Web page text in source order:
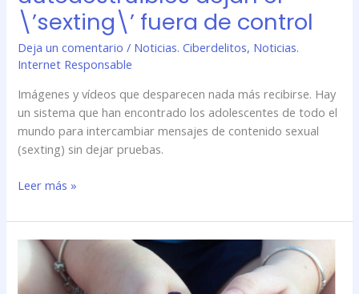
\’sexting\’ fuera de control
Deja un comentario / Noticias. Ciberdelitos, Noticias.
Internet Responsable
Imágenes y vídeos que desparecen nada más recibirse. Hay
un sistema que han encontrado los adolescentes de todo el
mundo para intercambiar mensajes de contenido sexual
(sexting) sin dejar pruebas.
Leer más »
Los
nuevos
SMS